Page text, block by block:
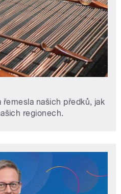
řemesla našich předků, jak
regionech.